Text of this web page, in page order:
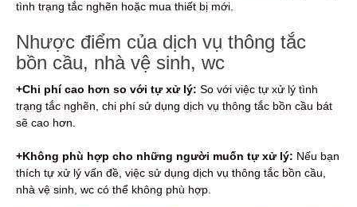
tình trạng tắc nghẽn hoặc mua thiết bị mới.
Nhược điểm của dịch vụ thông tắc
bồn cầu, nhà vệ sinh, wc
+Chi phí cao hơn so với tự xử lý: So với việc tự xử lý tình
trạng tắc nghẽn, chi phí sử dụng dịch vụ thông tắc bồn cầu bát
sẽ cao hơn.
+Không phù hợp cho những người muốn tự xử lý: Nếu bạn
thích tự xử lý vấn đề, việc sử dụng dịch vụ thông tắc bồn cầu,
nhà vệ sinh, wc có thể không phù hợp.